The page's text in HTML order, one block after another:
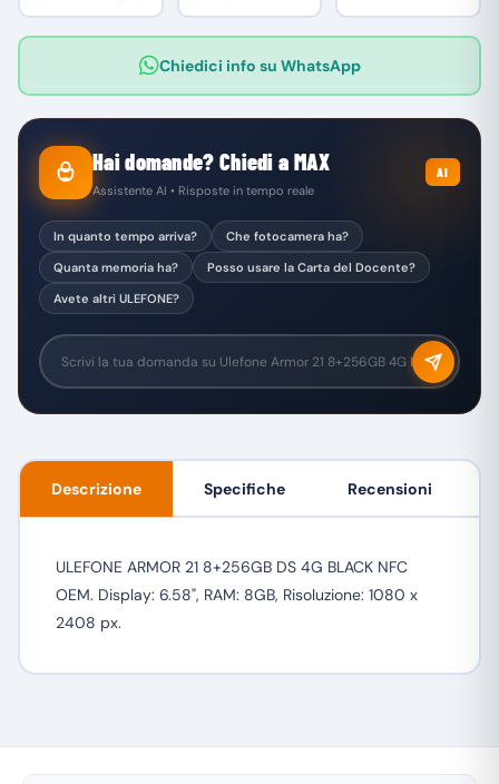
Chiedici info su WhatsApp
Hai domande? Chiedi a MAX
Assistente AI • Risposte in tempo reale
AI
In quanto tempo arriva?
Che fotocamera ha?
Quanta memoria ha?
Posso usare la Carta del Docente?
Avete altri ULEFONE?
Descrizione Specifiche Recensioni
ULEFONE ARMOR 21 8+256GB DS 4G BLACK NFC
OEM. Display: 6.58", RAM: 8GB, Risoluzione: 1080 x
2408 px.